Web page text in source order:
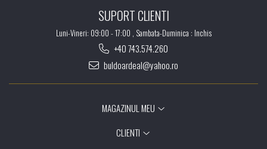
SUPORT CLIENTI
Luni-Vineri: 09:00 - 17:00 , Sambata-Duminica : Inchis
+40 743.574.260
buldoardeal@yahoo.ro
MAGAZINUL MEU
CLIENTI